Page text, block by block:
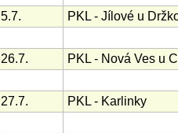
5.7. PKL - Jílové u
26.7. PKL - Nová Ves u
27.7. PKL - Karlinky